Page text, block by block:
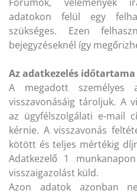
adatokon felül egy
szükséges. Ezen
bejegyzéseknél így
Az adatkezelés időtartama
A megadott személyes
visszavonásáig tároljuk. A
az ügyfélszolgálati e-mail
kérnie. A visszavonás
kötött és teljes mértékig
Adatkezelő 1
visszaigazolást küld.
Azon adatok azonban